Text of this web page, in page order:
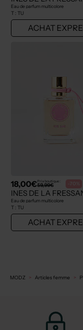
Eau de parfum multicolore
T : TU
ACHAT
18,00€Prix boutique :
59,99€ -70%
INES DE LA
Eau de parfum multicolore
T : TU
ACHAT
MODZ Articles femme